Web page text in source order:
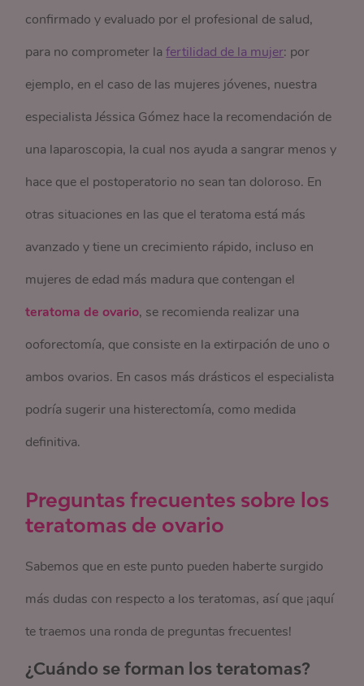
confirmado y evaluado por el profesional de salud,
para no comprometer lafertilidad de la mujer: por
ejemplo, en el caso de las mujeres jóvenes, nuestra
especialista Jéssica Gómez hace la recomendación de
una laparoscopia, la cual nos ayuda a sangrar menos y
hace que el postoperatorio no sean tan doloroso. En
otras situaciones en las que el teratoma está más
avanzado y tiene un crecimiento rápido, incluso en
mujeres de edad más madura que contengan el
teratoma de ovario, se recomienda realizar una
ooforectomía, que consiste en la extirpación de uno o
ambos ovarios. En casos más drásticos el especialista
podría sugerir una histerectomía, como medida
definitiva.
Preguntas frecuentes sobre los
teratomas de ovario
Sabemos que en este punto pueden haberte surgido
más dudas con respecto a los teratomas, así que ¡aquí
te traemos una ronda de preguntas frecuentes!
¿Cuándo se forman los teratomas?